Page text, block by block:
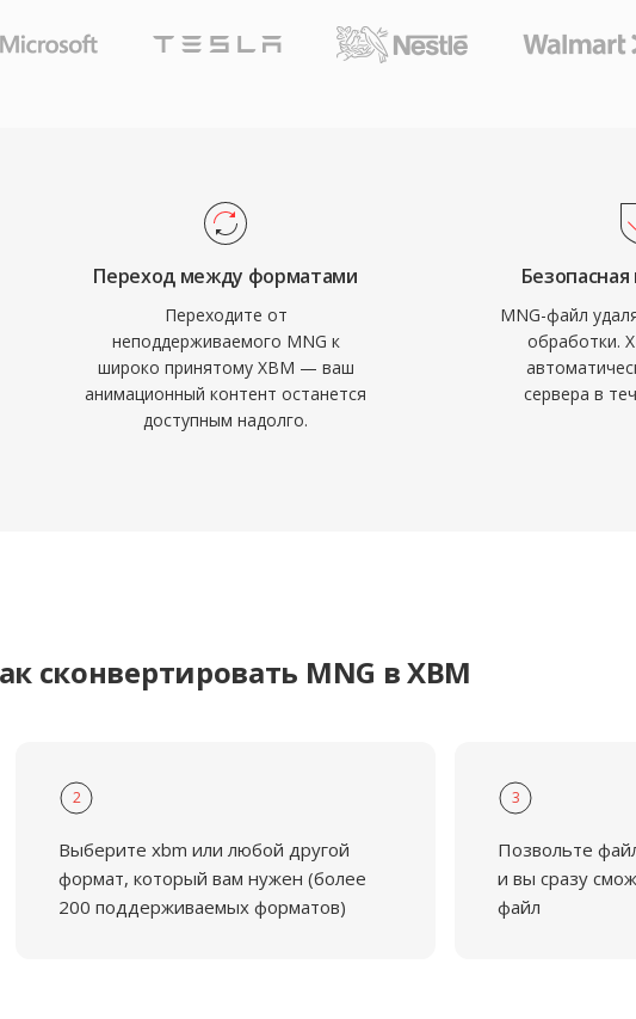
Переход между форматами
Переходите от
неподдерживаемого MNG к
широко принятому XBM — ваш
анимационный контент останется
доступным надолго.
MNG-файл
обработки.
сервера в
сконвертировать MNG в XBM
2
Выберите xbm или любой другой
формат, который вам нужен (более
200 поддерживаемых форматов)
3
Позвольте
и вы сразу
файл